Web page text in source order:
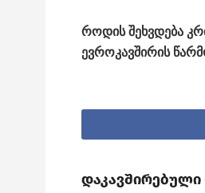
როდის შეხვდება
ევროკავშირის
დაკავშირებული